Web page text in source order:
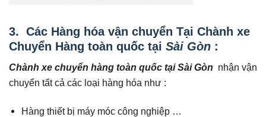
3. Các Hàng hóa vận chuyển Tại Chành xe
Chuyển Hàng toàn quốc tại Sài Gòn :
Chành xe chuyển hàng toàn quốc tại Sài Gòn nhận vận
chuyển tất cả các loại hàng hóa như :
Hàng thiết bị máy móc công nghiệp …